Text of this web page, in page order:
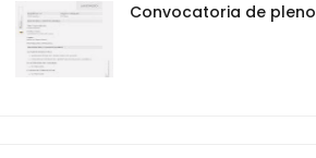
Convocatoria de pleno